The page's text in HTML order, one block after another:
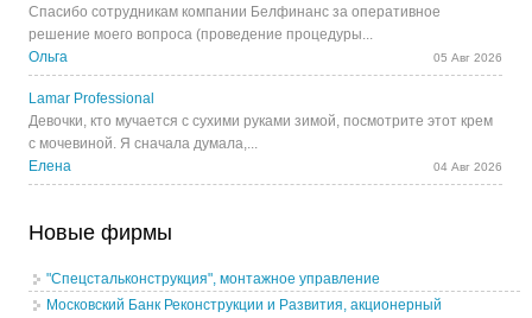
Спасибо сотрудникам компании Белфинанс за оперативное
решение моего вопроса (проведение процедуры...
Ольга
05 Авг 2026
Lamar Professional
Девочки, кто мучается с сухими руками зимой, посмотрите этот крем
с мочевиной. Я сначала думала,...
Елена
04 Авг 2026
Новые фирмы
"Спецстальконструкция", монтажное управление
Московский Банк Реконструкции и Развития, акционерный